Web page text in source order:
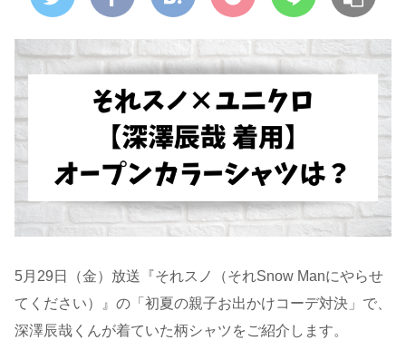
5月29日（金）放送『それスノ（それSnow Manにやらせ
てください）』の「初夏の親子お出かけコーデ対決」で、
深澤辰哉くんが着ていた柄シャツをご紹介します。